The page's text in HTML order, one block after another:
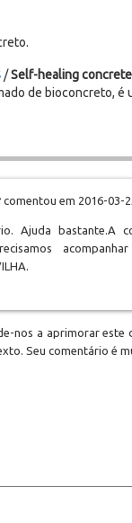
/Self-healing concrete
de bioconcreto, é
comentou em 2016-03-
Ajuda bastante.A
nos a aprimorar este
Seu comentário é